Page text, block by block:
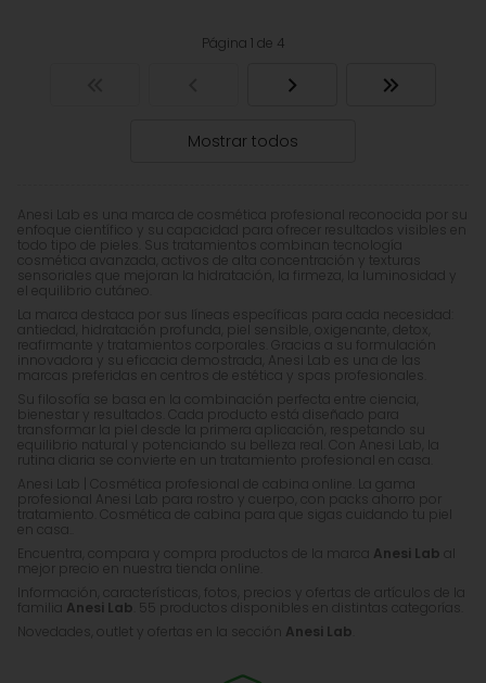
Anesi Lab es una marca de cosmética profesional reconocida por su
enfoque científico y su capacidad para ofrecer resultados visibles en
todo tipo de pieles. Sus tratamientos combinan tecnología
cosmética avanzada, activos de alta concentración y texturas
sensoriales que mejoran la hidratación, la firmeza, la luminosidad y
el equilibrio cutáneo.
La marca destaca por sus líneas específicas para cada necesidad:
antiedad, hidratación profunda, piel sensible, oxigenante, detox,
reafirmante y tratamientos corporales. Gracias a su formulación
innovadora y su eficacia demostrada, Anesi Lab es una de las
marcas preferidas en centros de estética y spas profesionales.
Su filosofía se basa en la combinación perfecta entre ciencia,
bienestar y resultados. Cada producto está diseñado para
transformar la piel desde la primera aplicación, respetando su
equilibrio natural y potenciando su belleza real. Con Anesi Lab, la
rutina diaria se convierte en un tratamiento profesional en casa.
Anesi Lab | Cosmética profesional de cabina online. La gama
profesional Anesi Lab para rostro y cuerpo, con packs ahorro por
tratamiento. Cosmética de cabina para que sigas cuidando tu piel
en casa..
Encuentra, compara y compra productos de la marca Anesi Lab al
mejor precio en nuestra tienda online.
Información, características, fotos, precios y ofertas de artículos de la
familia Anesi Lab . 55 productos disponibles en distintas categorías.
Novedades, outlet y ofertas en la sección Anesi Lab
Página 1 de 4
Mostrar todos